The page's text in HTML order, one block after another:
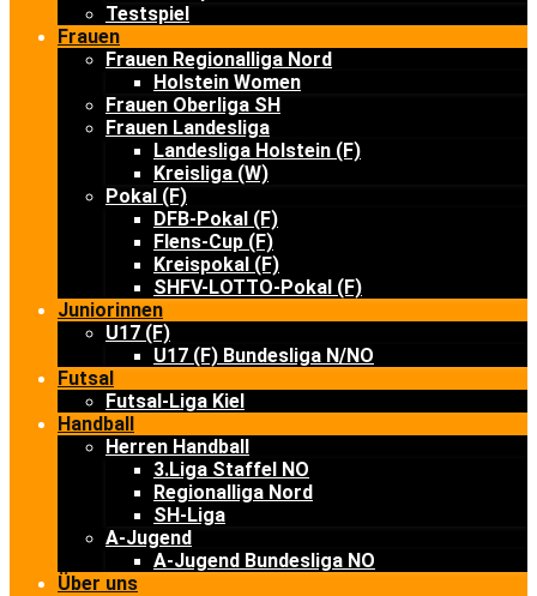
Testspiel
Frauen
Frauen Regionalliga Nord
Holstein Women
Frauen Oberliga SH
Frauen Landesliga
Landesliga Holstein (F)
Kreisliga (W)
Pokal (F)
DFB-Pokal (F)
Flens-Cup (F)
Kreispokal (F)
SHFV-LOTTO-Pokal (F)
Juniorinnen
U17 (F)
U17 (F) Bundesliga N/NO
Futsal
Futsal-Liga Kiel
Handball
Herren Handball
3.Liga Staffel NO
Regionalliga Nord
SH-Liga
A-Jugend
A-Jugend Bundesliga NO
Über uns